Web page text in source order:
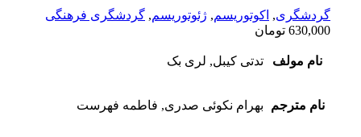
گردشگری, اکوتوریسم, ژئوتوریسم, گردشگری فرهنگی
630,000 تومان
نام مولف تدتی کیبل, لری بک
نام مترجم بهرام نکوئی صدری, فاطمه فهرست